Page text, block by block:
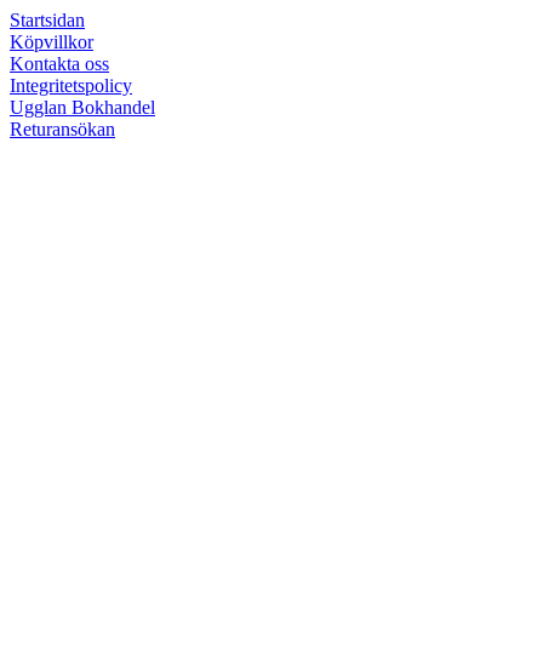
Startsidan
Köpvillkor
Kontakta oss
Integritetspolicy
Ugglan Bokhandel
Returansökan